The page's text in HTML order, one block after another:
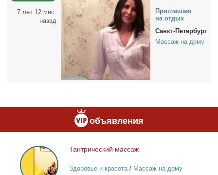
7 лет 12 мес.
назад
При­гла­шаю
на от­дых
Санкт-Петербург
Массаж на дому
объявления
Тантрический
массаж
Тан­три­че­ский мас­саж
Здоровье и красота/ Массаж на дому